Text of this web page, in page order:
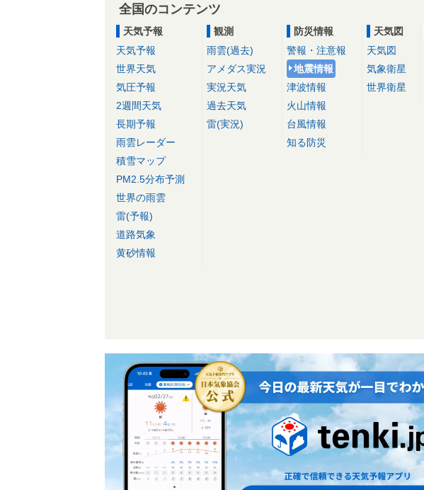
全国のコンテンツ
天気予報
天気予報
世界天気
気圧予報
2週間天気
長期予報
雨雲レーダー
積雪マップ
PM2.5分布予測
世界の雨雲
雷(予報)
道路気象
黄砂情報
観測
雨雲(過去)
アメダス実況
実況天気
過去天気
雷(実況)
防災情報
警報・注意報
地震情報
津波情報
火山情報
台風情報
知る防災
天気図
天気図
気象衛星
世界衛星